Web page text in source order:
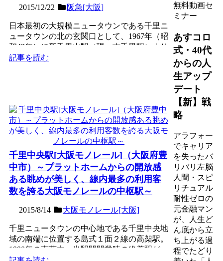
2015/12/22 阪急[大阪]
日本最初の大規模ニュータウンである千里ニ
ュータウンの北の玄関口として、1967年（昭
和42年）に新千里山駅（現・南千里駅）より
延伸・開業され...
記事を読む
千里中央駅[大阪モノレール]（大阪府豊
中市）～プラットホームからの開放感
ある眺めが美しく、線内最多の利用客
数を誇る大阪モノレールの中枢駅～
2015/8/14 大阪モノレール[大阪]
千里ニュータウンの中心地である千里中央地
域の南端に位置する島式１面２線の高架駅。
1990年の南茨木・当駅間開業時の終着駅だ
無料動画セ
ミナー
あすコロ
式・40代
からの人
生アップ
デート
【新】戦
略
アラフォー
でキャリア
を失ったバ
リバリ左脳
人間・スピ
リチュアル
耐性ゼロの
元金融マン
が、人生ど
ん底から立
ち上がる過
程でたどり